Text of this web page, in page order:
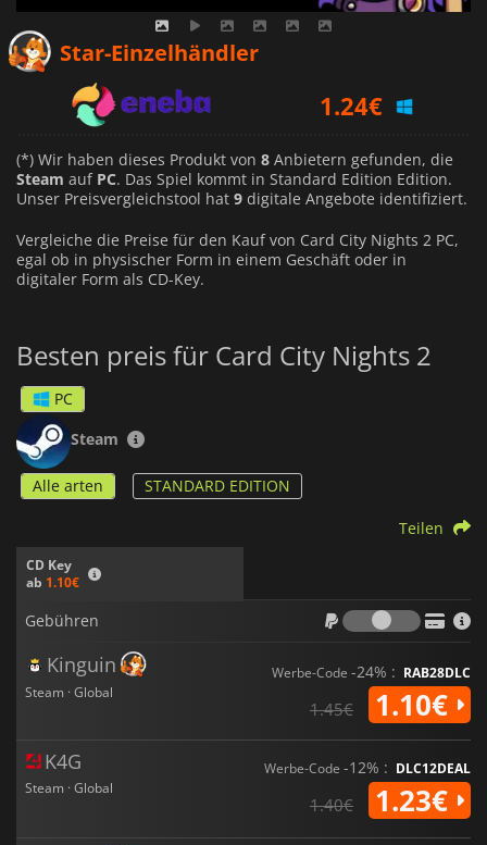
Star-Einzelhändler
1.24€
1.23€
(*) Wir haben dieses Produkt von 8 Anbietern gefunden, die
Steam auf PC. Das Spiel kommt in Standard Edition Edition.
Unser Preisvergleichstool hat 9 digitale Angebote identifiziert.
Vergleiche die Preise für den Kauf von Card City Nights 2 PC,
egal ob in physischer Form in einem Geschäft oder in
digitaler Form als CD-Key.
Besten preis für Card City Nights 2
PC
Steam
Alle arten STANDARD EDITION
CD Key
ab 1.10€
Teilen
Gebühren
Kinguin
Steam · Global
Werbe-Code -24% : RAB28DLC
1.45€ 1.10€
K4G
Steam · Global
Werbe-Code -12% : DLC12DEAL
1.40€ 1.23€